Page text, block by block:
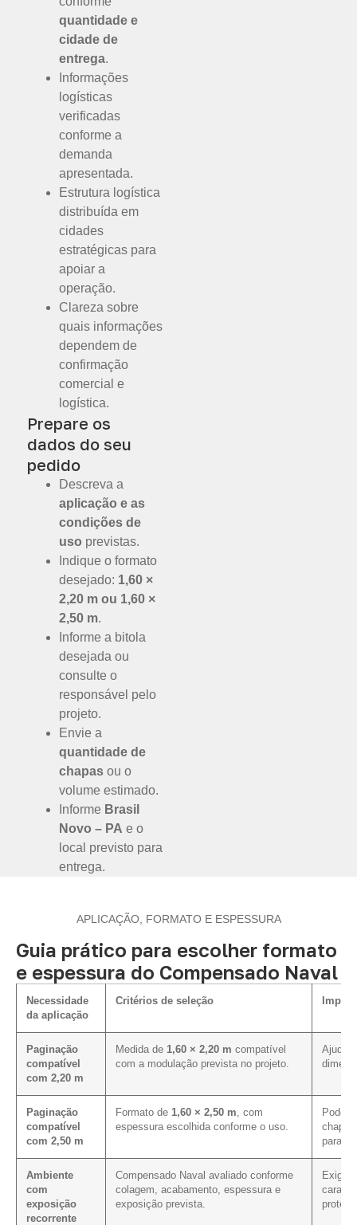
quantidade e
cidade de
entrega.
Informações
logísticas
verificadas
conforme a
demanda
apresentada.
Estrutura logística
distribuída em
cidades
estratégicas para
apoiar a
operação.
Clareza sobre
quais informações
dependem de
confirmação
comercial e
logística.
Prepare os
dados do seu
pedido
Descreva a
aplicação e as
condições de
uso previstas.
Indique o formato
desejado: 1,60 ×
2,20 m ou 1,60 ×
2,50 m.
Informe a bitola
desejada ou
consulte o
responsável pelo
projeto.
Envie a
quantidade de
chapas ou o
volume estimado.
Informe Brasil
Novo – PA e o
local previsto para
entrega.
APLICAÇÃO, FORMATO E ESPESSURA
Guia prático para escolher formato
e espessura do Compensado Naval
Necessidade
da aplicação
Critérios de seleção
Paginação
compatível
com 2,20 m
Medida de 1,60 × 2,20 m compatível
com a modulação prevista no projeto.
Ajuda
Paginação
compatível
com 2,50 m
Formato de 1,60 × 2,50 m , com
espessura escolhida conforme o uso.
Pode
chapa
para
Ambiente
com
exposição
recorrente
Compensado Naval avaliado conforme
colagem, acabamento, espessura e
exposição prevista.
Exige